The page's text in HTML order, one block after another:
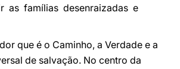
as famílias desenraizadas e
que é o Caminho, a Verdade e a
de salvação. No centro da